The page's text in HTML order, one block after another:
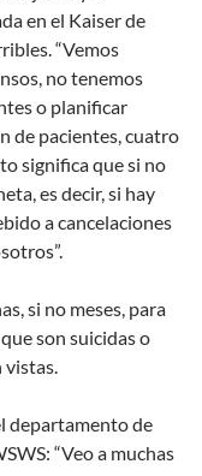
en el Kaiser de
“Vemos
no tenemos
o planificar
de pacientes, cuatro
significa que si no
es decir, si hay
a cancelaciones
si no meses, para
son suicidas o
vistas.
departamento de
“Veo a muchas